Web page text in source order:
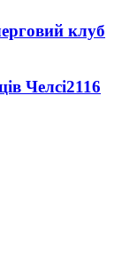
клуб
Челсі2116